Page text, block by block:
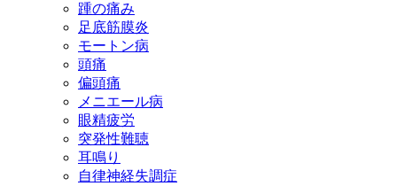
踵の痛み
足底筋膜炎
モートン病
頭痛
偏頭痛
メニエール病
眼精疲労
突発性難聴
耳鳴り
自律神経失調症